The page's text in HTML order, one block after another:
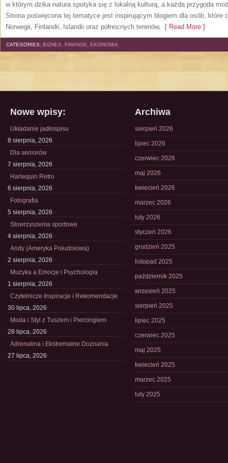
w którym dzika natura spotyka się z lokalną kulturą, a każda przygoda
Strona poświęcona tej tematyce jest inspirującym blogiem dla osób, które
Norwegii, Finlandii, Islandii oraz północnych terenów, [ Read More ]
CATEGORIES: BIZNES, FINANSE, EKONOMIA
Nowe wpisy:
Układanie jadłospisu
8 sierpnia, 2026
Dla seniorów
7 sierpnia, 2026
Harlequin Retro
6 sierpnia, 2026
Fotografia
5 sierpnia, 2026
Stowrzyszenia sportowe
4 sierpnia, 2026
Andy (Ameryka Południowa)
2 sierpnia, 2026
Muzyka a Emocje i Psychologia
1 sierpnia, 2026
Czytelnicze Inspiracje i Rekomendacje
30 lipca, 2026
Moda i Styl z Tuszem i Piercingiem
28 lipca, 2026
Adrenalina i Ekstremalne Doznania
27 lipca, 2026
Archiwa
sierpień 2026
lipiec 2026
czerwiec 2026
maj 2026
kwiecień 2026
marzec 2026
luty 2026
styczeń 2026
grudzień 2025
listopad 2025
październik 2025
wrzesień 2025
sierpień 2025
lipiec 2025
czerwiec 2025
maj 2025
kwiecień 2025
marzec 2025
luty 2025